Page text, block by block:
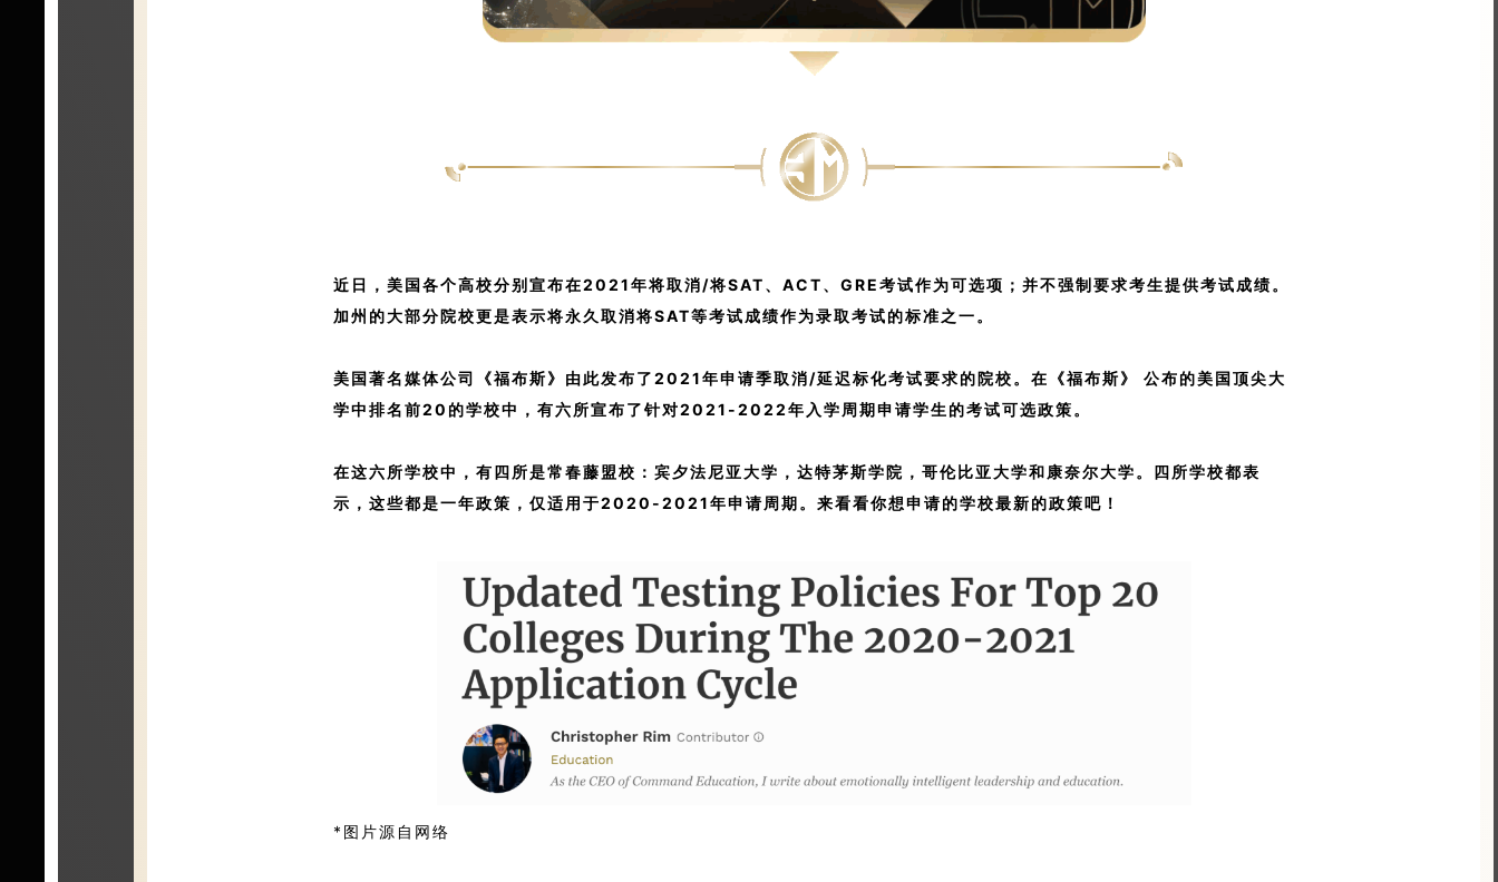
近日，美国各个高校分别宣布在2021年将取消/将SAT、ACT、GRE考试作为可选项；并不强制要求考生提供考试成绩。
加州的大部分院校更是表示将永久取消将SAT等考试成绩作为录取考试的标准之一。
美国著名媒体公司《福布斯》由此发布了2021年申请季取消/延迟标化考试要求的院校。在《福布斯》 公布的美国顶尖大
学中排名前20的学校中，有六所宣布了针对2021-2022年入学周期申请学生的考试可选政策。
在这六所学校中，有四所是常春藤盟校：宾夕法尼亚大学，达特茅斯学院，哥伦比亚大学和康奈尔大学。四所学校都表
示，这些都是一年政策，仅适用于2020-2021年申请周期。来看看你想申请的学校最新的政策吧！
*图片源自网络